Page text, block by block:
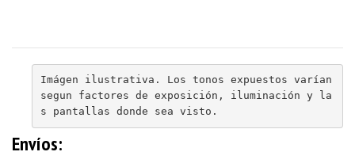
Imágen ilustrativa. Los tonos expuestos varían
segun factores de exposición, iluminación y la
s pantallas donde sea visto.
Envíos: